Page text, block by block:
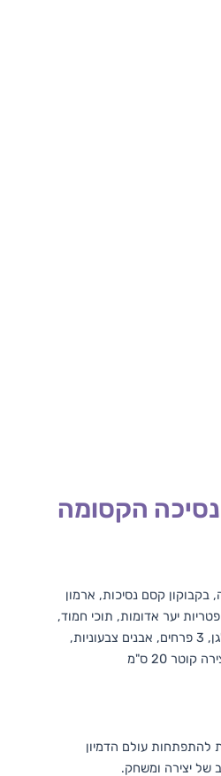
הקסומה
בקבוקון קסם נסיכות, ארמון
ממלכה קסום, דשא קסום, 2 פטריות יער אדומות, תוכי חמוד,
שלט קסום לגן, גדר גמישה לגן, 3 פרחים, אבנים צבעוניות,
20 ס"מ
להתפתחות עולם הדמיון
של יצירה ומשחק.